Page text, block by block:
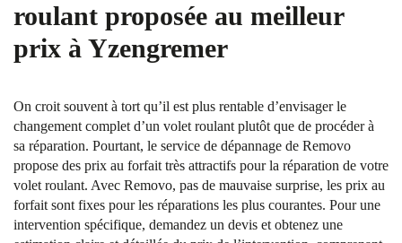
roulant proposée au meilleur
prix à Yzengremer
On croit souvent à tort qu’il est plus rentable d’envisager le
changement complet d’un volet roulant plutôt que de procéder à
sa réparation. Pourtant, le service de dépannage de Removo
propose des prix au forfait très attractifs pour la réparation de votre
volet roulant. Avec Removo, pas de mauvaise surprise, les prix au
forfait sont fixes pour les réparations les plus courantes. Pour une
intervention spécifique, demandez un devis et obtenez une